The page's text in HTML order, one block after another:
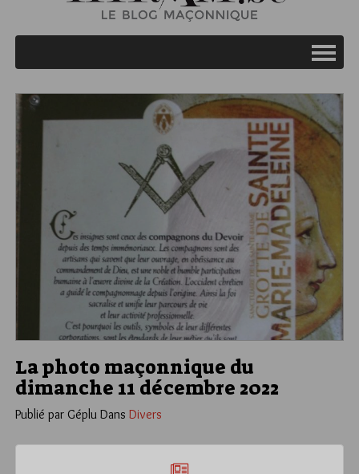
La photo maçonnique du
dimanche 11 décembre 2022
Publié par Géplu Dans Divers